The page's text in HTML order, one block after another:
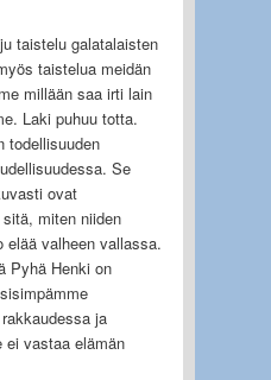
taistelu galatalaisten
taistelua meidän
millään saa irti lain
Laki puhuu totta.
todellisuuden
Se
ovat
miten niiden
valheen vallassa.
Pyhä Henki on
ja
vastaa elämän